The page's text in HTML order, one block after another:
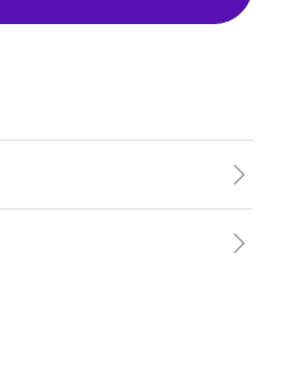
VKontakte